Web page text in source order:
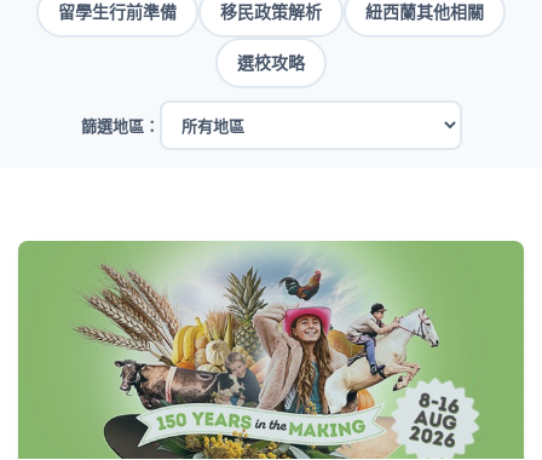
留學生行前準備
移民政策解析
紐西蘭其他相關
選校攻略
篩選地區：